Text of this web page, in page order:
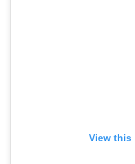
View this